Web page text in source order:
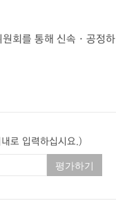
회를 통해 신속 · 공정하
로 입력하십시요.)